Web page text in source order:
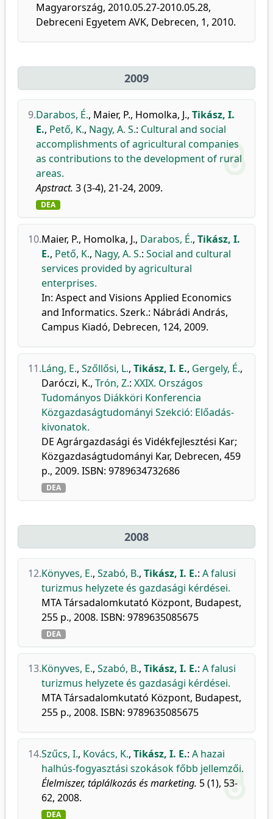
Magyarország, 2010.05.27-2010.05.28,
Debreceni Egyetem AVK, Debrecen, 1, 2010.
2009
9.Darabos, É., Maier, P., Homolka, J., Tikász, I.
E., Pető, K., Nagy, A. S.: Cultural and social
accomplishments of agricultural companies
as contributions to the development of rural
areas.
Apstract. 3 (3-4), 21-24, 2009.
DEA
10.Maier, P., Homolka, J., Darabos, É., Tikász, I.
E., Pető, K., Nagy, A. S.: Social and cultural
services provided by agricultural
enterprises.
In: Aspect and Visions Applied Economics
and Informatics. Szerk.: Nábrádi András,
Campus Kiadó, Debrecen, 124, 2009.
11.Láng, E., Szőllősi, L., Tikász, I. E., Gergely, É.,
Daróczi, K., Trón, Z.: XXIX. Országos
Tudományos Diákköri Konferencia
Közgazdaságtudományi Szekció: Előadás-
kivonatok.
DE Agrárgazdasági és Vidékfejlesztési Kar;
Közgazdaságtudományi Kar, Debrecen, 459
p., 2009. ISBN: 9789634732686
DEA
2008
12.Könyves, E., Szabó, B., Tikász, I. E.: A falusi
turizmus helyzete és gazdasági kérdései.
MTA Társadalomkutató Központ, Budapest,
255 p., 2008. ISBN: 9789635085675
DEA
13.Könyves, E., Szabó, B., Tikász, I. E.: A falusi
turizmus helyzete és gazdasági kérdései.
MTA Társadalomkutató Központ, Budapest,
255 p., 2008. ISBN: 9789635085675
14.Szűcs, I., Kovács, K., Tikász, I. E.: A hazai
halhús-fogyasztási szokások főbb jellemzői.
Élelmiszer, táplálkozás és marketing. 5 (1), 53-
62, 2008.
DEA